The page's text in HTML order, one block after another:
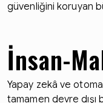
güvenliğini koruyan
İnsan-
Yapay zekâ ve
tamamen devre dışı